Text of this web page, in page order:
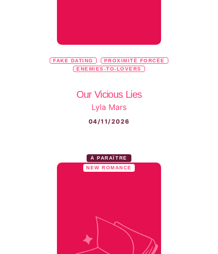
FAKE DATING
PROXIMITÉ FORCÉE
ENEMIES-TO-LOVERS
Our Vicious Lies
Lyla Mars
04/11/2026
À PARAÎTRE
NEW ROMANCE